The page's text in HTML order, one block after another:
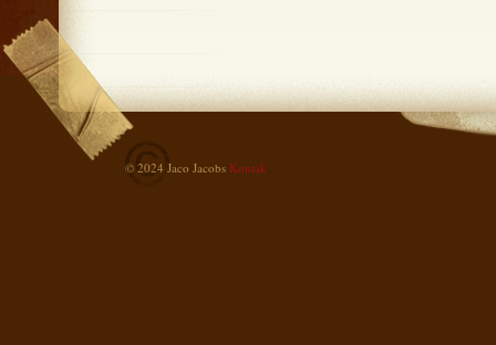
© 2024 Jaco Jacobs Kontak